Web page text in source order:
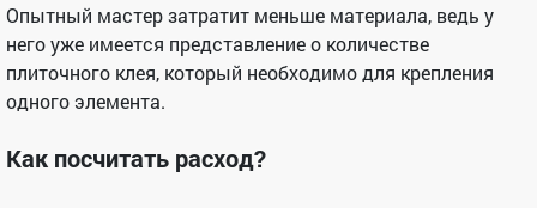
Опытный мастер затратит меньше материала, ведь у
него уже имеется представление о количестве
плиточного клея, который необходимо для крепления
одного элемента.
Как посчитать расход?